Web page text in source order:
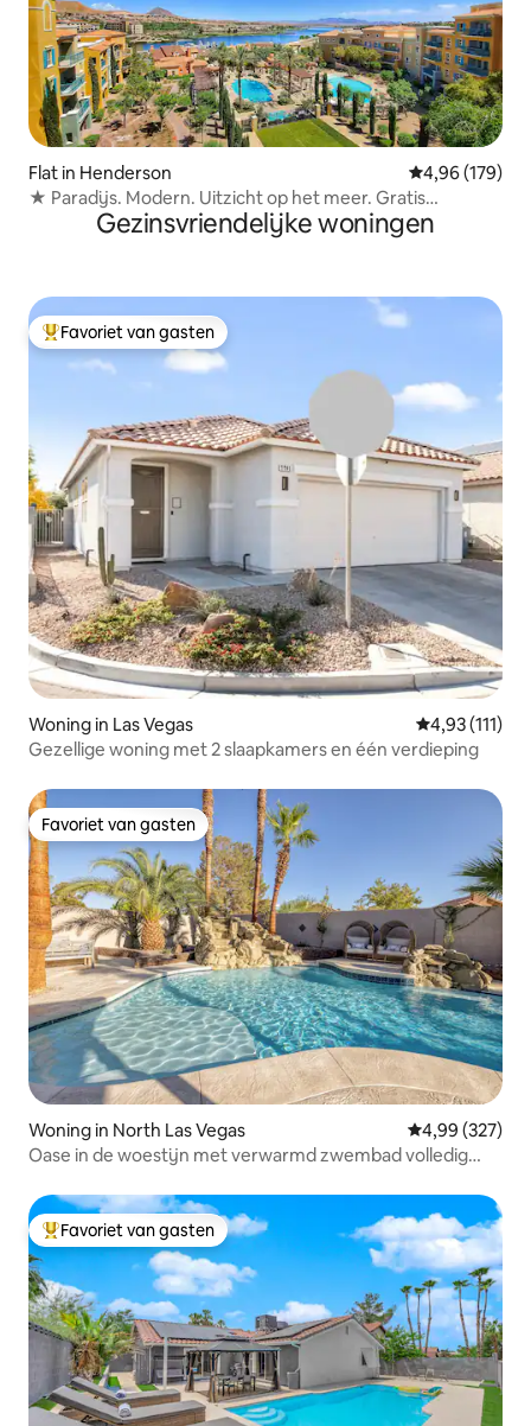
Flat in Henderson Gemiddelde
4,96 (179)
★ Paradijs. Modern. Uitzicht op het meer. Gratis
cadeaubon van $ 200
Gezinsvriendelijke woningen
Topfavoriet van gasten
Favoriet van gasten
Woning in Las Vegas Gemiddelde
4,93 (111)
Gezellige woning met 2 slaapkamers en één verdieping
Favoriet van gasten
Favoriet van gasten
Woning in North Las Vegas Gemiddelde
4,99 (327)
Oase in de woestijn met verwarmd zwembad volledig
Topfavoriet van gasten
Favoriet van gasten